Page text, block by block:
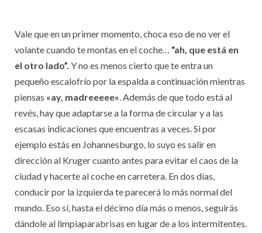
Vale que en un primer momento, choca eso de no ver el
volante cuando te montas en el coche… “ah, que está en
el otro lado”. Y no es menos cierto que te entra un
pequeño escalofrío por la espalda a continuación mientras
piensas «ay, madreeeee». Además de que todo está al
revés, hay que adaptarse a la forma de circular y a las
escasas indicaciones que encuentras a veces. Si por
ejemplo estás en Johannesburgo, lo suyo es salir en
dirección al Kruger cuanto antes para evitar el caos de la
ciudad y hacerte al coche en carretera. En dos días,
conducir por la izquierda te parecerá lo más normal del
mundo. Eso sí, hasta el décimo día más o menos, seguirás
dándole al limpiaparabrisas en lugar de a los intermitentes.